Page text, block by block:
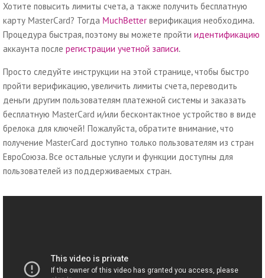
Хотите повысить лимиты счета, а также получить бесплатную
карту MasterCard? Тогда MuchBetter верификация необходима.
Процедура быстрая, поэтому вы можете пройти идентификацию
аккаунта после регистрации учетной записи.
Просто следуйте инструкции на этой странице, чтобы быстро
пройти верификацию, увеличить лимиты счета, переводить
деньги другим пользователям платежной системы и заказать
бесплатную MasterCard и/или бесконтактное устройство в виде
брелока для ключей! Пожалуйста, обратите внимание, что
получение MasterCard доступно только пользователям из стран
ЕвроСоюза. Все остальные услуги и функции доступны для
пользователей из поддерживаемых стран.